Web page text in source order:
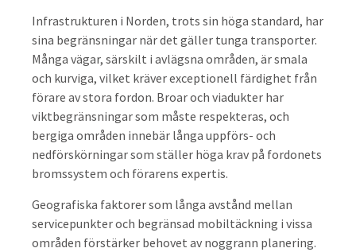
Infrastrukturen i Norden, trots sin höga standard, har
sina begränsningar när det gäller tunga transporter.
Många vägar, särskilt i avlägsna områden, är smala
och kurviga, vilket kräver exceptionell färdighet från
förare av stora fordon. Broar och viadukter har
viktbegränsningar som måste respekteras, och
bergiga områden innebär långa uppförs- och
nedförskörningar som ställer höga krav på fordonets
bromssystem och förarens expertis.
Geografiska faktorer som långa avstånd mellan
servicepunkter och begränsad mobiltäckning i vissa
områden förstärker behovet av noggrann planering.